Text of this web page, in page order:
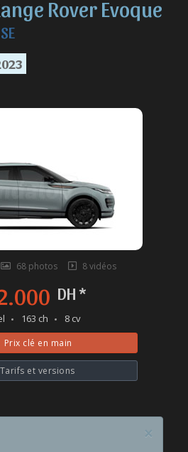
Rover Evoque
68 photos 8 vidéos
DH *
163 ch 8 cv
Prix clé en main
Tarifs et versions
×